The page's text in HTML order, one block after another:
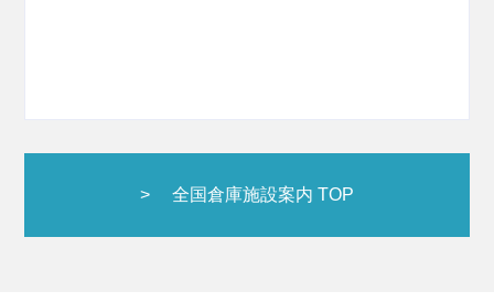
全国倉庫施設案内 TOP